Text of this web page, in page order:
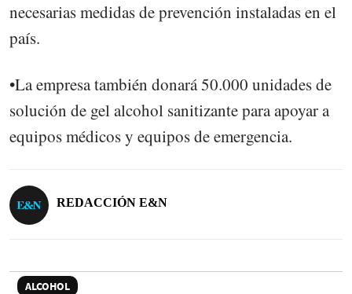
necesarias medidas de prevención instaladas en el
país.
•La empresa también donará 50.000 unidades de
solución de gel alcohol sanitizante para apoyar a
equipos médicos y equipos de emergencia.
REDACCIÓN E&N
ALCOHOL